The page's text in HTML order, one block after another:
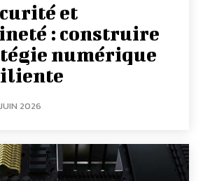
et
: construire
numérique
2026